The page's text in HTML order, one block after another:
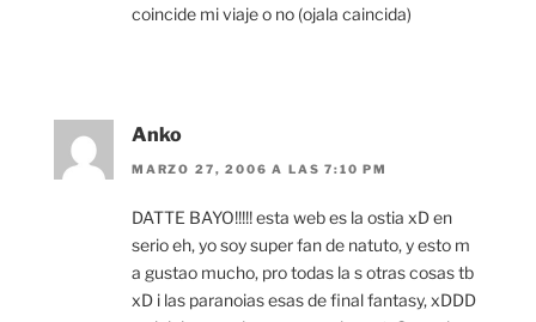
coincide mi viaje o no (ojala caincida)
Anko
MARZO 27, 2006 A LAS 7:10 PM
DATTE BAYO!!!!! esta web es la ostia xD en
serio eh, yo soy super fan de natuto, y esto m
a gustao mucho, pro todas la s otras cosas tb
xD i las paranoias esas de final fantasy, xDDD